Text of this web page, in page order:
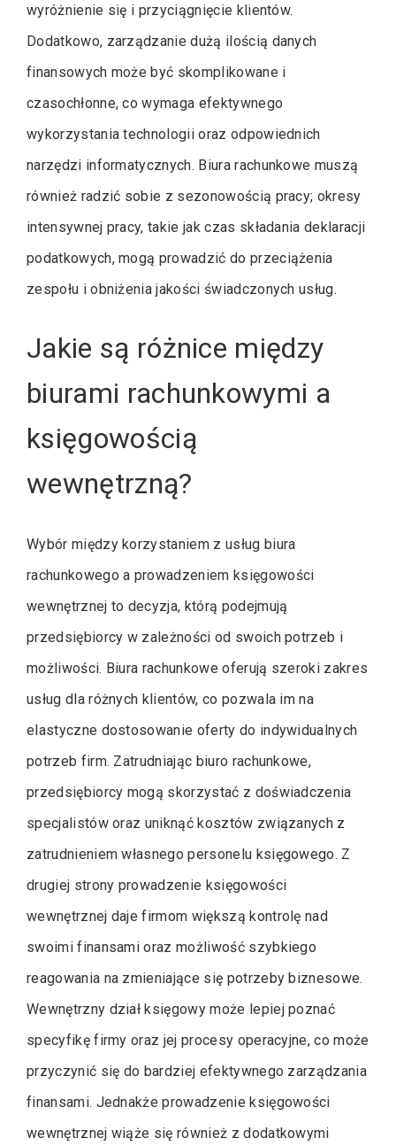
wyróżnienie się i przyciągnięcie klientów.
Dodatkowo, zarządzanie dużą ilością danych
finansowych może być skomplikowane i
czasochłonne, co wymaga efektywnego
wykorzystania technologii oraz odpowiednich
narzędzi informatycznych. Biura rachunkowe muszą
również radzić sobie z sezonowością pracy; okresy
intensywnej pracy, takie jak czas składania deklaracji
podatkowych, mogą prowadzić do przeciążenia
zespołu i obniżenia jakości świadczonych usług.
Jakie są różnice między
biurami rachunkowymi a
księgowością
wewnętrzną?
Wybór między korzystaniem z usług biura
rachunkowego a prowadzeniem księgowości
wewnętrznej to decyzja, którą podejmują
przedsiębiorcy w zależności od swoich potrzeb i
możliwości. Biura rachunkowe oferują szeroki zakres
usług dla różnych klientów, co pozwala im na
elastyczne dostosowanie oferty do indywidualnych
potrzeb firm. Zatrudniając biuro rachunkowe,
przedsiębiorcy mogą skorzystać z doświadczenia
specjalistów oraz uniknąć kosztów związanych z
zatrudnieniem własnego personelu księgowego. Z
drugiej strony prowadzenie księgowości
wewnętrznej daje firmom większą kontrolę nad
swoimi finansami oraz możliwość szybkiego
reagowania na zmieniające się potrzeby biznesowe.
Wewnętrzny dział księgowy może lepiej poznać
specyfikę firmy oraz jej procesy operacyjne, co może
przyczynić się do bardziej efektywnego zarządzania
finansami. Jednakże prowadzenie księgowości
wewnętrznej wiąże się również z dodatkowymi